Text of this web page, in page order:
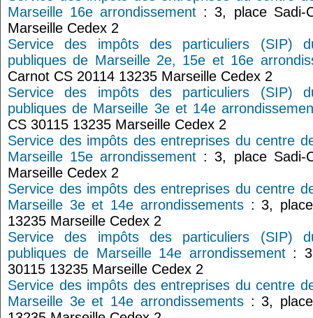
Marseille 16e arrondissement : 3, place Sadi-
Marseille Cedex 2
Service des impôts des particuliers (SIP)
publiques de Marseille 2e, 15e et 16e
Carnot CS 20114 13235 Marseille Cedex 2
Service des impôts des particuliers (SIP)
publiques de Marseille 3e et 14e
CS 30115 13235 Marseille Cedex 2
Service des impôts des entreprises du centre
Marseille 15e arrondissement : 3, place Sadi-
Marseille Cedex 2
Service des impôts des entreprises du centre
Marseille 3e et 14e arrondissements: 3, place
13235 Marseille Cedex 2
Service des impôts des particuliers (SIP)
publiques de Marseille 14e arrondissement: 3,
30115 13235 Marseille Cedex 2
Service des impôts des entreprises du centre
Marseille 3e et 14e arrondissements: 3, place